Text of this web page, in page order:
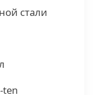
стали
ten